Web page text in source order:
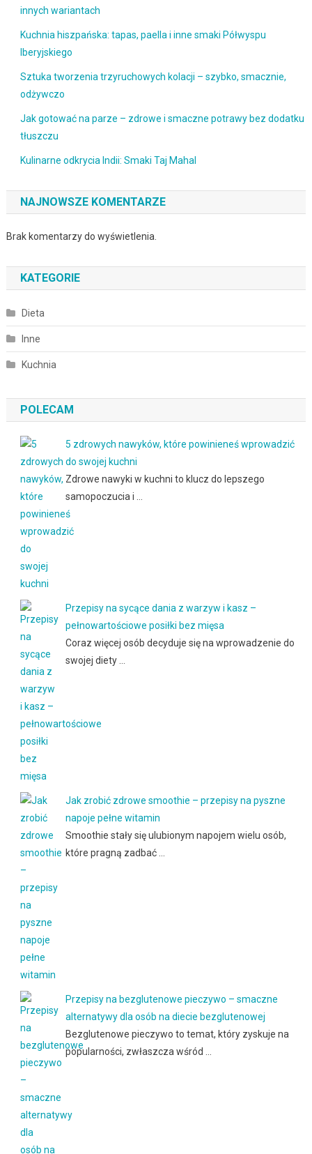
innych wariantach
Kuchnia hiszpańska: tapas, paella i inne smaki Półwyspu
Iberyjskiego
Sztuka tworzenia trzyruchowych kolacji – szybko, smacznie,
odżywczo
Jak gotować na parze – zdrowe i smaczne potrawy bez dodatku
tłuszczu
Kulinarne odkrycia Indii: Smaki Taj Mahal
NAJNOWSZE KOMENTARZE
Brak komentarzy do wyświetlenia.
KATEGORIE
Dieta
Inne
Kuchnia
POLECAM
5 zdrowych nawyków, które powinieneś wprowadzić
do swojej kuchni
Zdrowe nawyki w kuchni to klucz do lepszego
samopoczucia i …
Przepisy na sycące dania z warzyw i kasz –
pełnowartościowe posiłki bez mięsa
Coraz więcej osób decyduje się na wprowadzenie do
swojej diety …
Jak zrobić zdrowe smoothie – przepisy na pyszne
napoje pełne witamin
Smoothie stały się ulubionym napojem wielu osób,
które pragną zadbać …
Przepisy na bezglutenowe pieczywo – smaczne
alternatywy dla osób na diecie bezglutenowej
Bezglutenowe pieczywo to temat, który zyskuje na
popularności, zwłaszcza wśród …